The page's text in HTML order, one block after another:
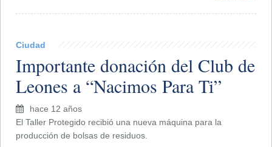
Ciudad
Importante donación del Club de
Leones a “Nacimos Para Ti”
hace 12 años
El Taller Protegido recibió una nueva máquina para la
producción de bolsas de residuos.